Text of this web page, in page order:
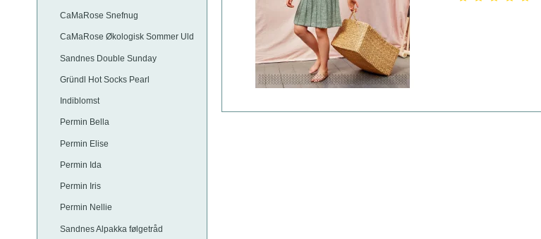
CaMaRose Snefnug
CaMaRose Økologisk Sommer Uld
Sandnes Double Sunday
Gründl Hot Socks Pearl
Indiblomst
Permin Bella
Permin Elise
Permin Ida
Permin Iris
Permin Nellie
Sandnes Alpakka følgetråd